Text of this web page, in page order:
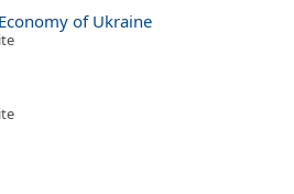
of Ukraine